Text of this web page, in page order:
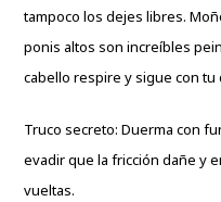
tampoco los dejes libres.
ponis altos son increíbles
cabello respire y sigue con tu
Truco secreto: Duerma con
evadir que la fricción dañe y
vueltas.